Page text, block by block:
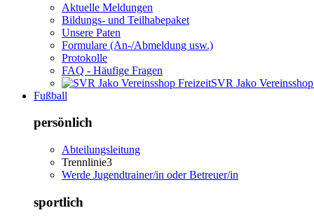
Aktuelle Meldungen
Bildungs- und Teilhabepaket
Unsere Paten
Formulare (An-/Abmeldung usw.)
Protokolle
FAQ - Häufige Fragen
SVR Jako
Fußball
persönlich
Abteilungsleitung
Trennlinie3
Werde Jugendtrainer/in oder Betreuer/in
sportlich